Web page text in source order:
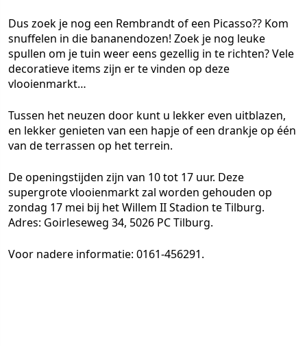
Dus zoek je nog een Rembrandt of een Picasso?? Kom
snuffelen in die bananendozen! Zoek je nog leuke
spullen om je tuin weer eens gezellig in te richten? Vele
decoratieve items zijn er te vinden op deze
vlooienmarkt…
Tussen het neuzen door kunt u lekker even uitblazen,
en lekker genieten van een hapje of een drankje op één
van de terrassen op het terrein.
De openingstijden zijn van 10 tot 17 uur. Deze
supergrote vlooienmarkt zal worden gehouden op
zondag 17 mei bij het Willem II Stadion te Tilburg.
Adres: Goirleseweg 34, 5026 PC Tilburg.
Voor nadere informatie: 0161-456291.